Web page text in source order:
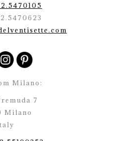
Milano:
7
Milano